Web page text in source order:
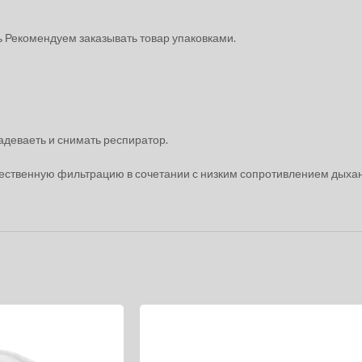
заказывать товар упаковками.
и снимать респиратор.
фильтрацию в сочетании с низким сопротивлением